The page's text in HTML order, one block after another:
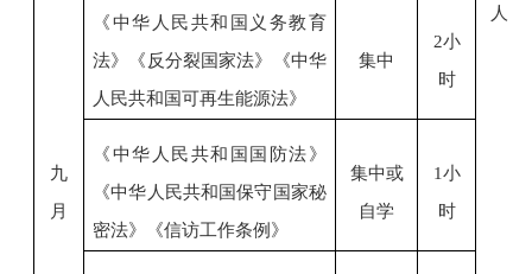
人
九
月
《中华人民共和国义务教育
法》《反分裂国家法》《中华
人民共和国可再生能源法》
集中
2小
时
《中华人民共和国国防法》
《中华人民共和国保守国家秘
密法》《信访工作条例》
集中或
自学
1小
时